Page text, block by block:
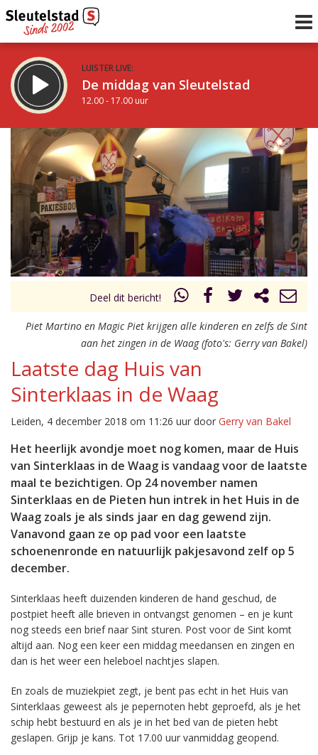
LUISTER LIVE:
De middag van Sleutelstad
12.00 - 17.00 uur
STRAKS:
Sleutelstad 30
17.00 - 19.00 uur
Vorig uur
uur 1 van 0 Volgend uur
Inklappen
Deel dit bericht!
Piet Martino en Magic Piet krijgen alle kinderen en zelfs de Sint
aan het zingen in de Waag (foto's: Gerry van Bakel)
Laatste dag Huis van
Sinterklaas in de Waag
Leiden, 4 december 2018 om 11:26 uur door Gerry van Bakel
Het heerlijk avondje moet nog komen, maar de Huis
van Sinterklaas in de Waag is vandaag voor de laatste
maal te bezichtigen. Op 24 november namen
Sinterklaas en de Pieten hun intrek in het Huis in de
Waag zoals je als sinds jaar en dag gewend zijn.
Vanavond gaan ze op pad voor een laatste
schoenenronde en natuurlijk pakjesavond zelf op 5
december.
Sinterklaas heeft duizenden kinderen de hand geschud, de
postpiet heeft alle brieven in ontvangst genomen – en je kunt
nog steeds een brief naar Sint sturen. Post voor de Sint komt
altijd aan. Nog een keer een middag meedansen en zingen en
dan is het weer een heleboel nachtjes slapen.
En zoals de muziekpiet zegt, je bent pas echt in het Huis van
Sinterklaas geweest als je pepernoten hebt geproefd, als je het
schip hebt bestuurd en als je in het bed van de pieten hebt
geslapen. Grijp je kans. Tot 17.00 uur vanmiddag geopend.